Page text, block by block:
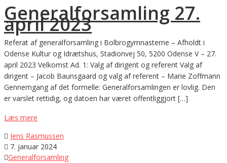
Generalforsamling 27.
april 2023
Referat af generalforsamling i Bolbrogymnasterne – Afholdt i
Odense Kultur og Idrætshus, Stadionvej 50, 5200 Odense V – 27.
april 2023 Velkomst Ad. 1: Valg af dirigent og referent Valg af
dirigent – Jacob Baunsgaard og valg af referent – Marie Zoffmann
Gennemgang af det formelle: Generalforsamlingen er lovlig. Den
er varslet rettidig, og datoen har været offentliggjort […]
Læs mere
 Jens Rasmussen
 7. januar 2024
Generalforsamling